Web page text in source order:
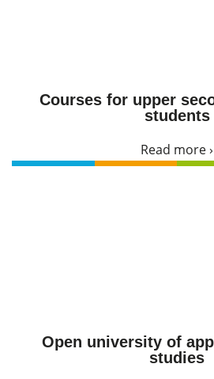
Courses for upper
students
Read more ›
Open university of
studies